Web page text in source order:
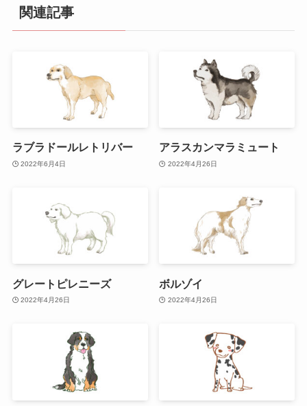
関連記事
ラブラドールレトリバー
2022年6月4日
アラスカンマラミュート
2022年4月26日
グレートピレニーズ
2022年4月26日
ボルゾイ
2022年4月26日